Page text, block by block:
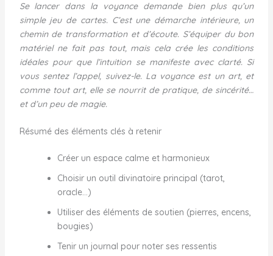
Se lancer dans la voyance demande bien plus qu’un
simple jeu de cartes. C’est une démarche intérieure, un
chemin de transformation et d’écoute. S’équiper du bon
matériel ne fait pas tout, mais cela crée les conditions
idéales pour que l’intuition se manifeste avec clarté. Si
vous sentez l’appel, suivez-le. La voyance est un art, et
comme tout art, elle se nourrit de pratique, de sincérité…
et d’un peu de magie.
Résumé des éléments clés à retenir
Créer un espace calme et harmonieux
Choisir un outil divinatoire principal (tarot,
oracle…)
Utiliser des éléments de soutien (pierres, encens,
bougies)
Tenir un journal pour noter ses ressentis